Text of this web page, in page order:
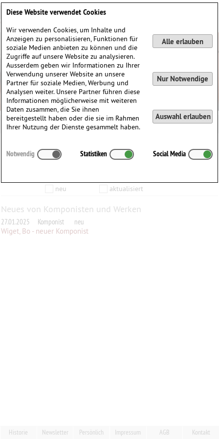
aktualisiert wurden…
Anzeigen
neu
aktualisiert
Neues von Komponisten und Werken
27.01.2025 Komponist
neu
Wiget, Bo - neuer Komponist
Historie Newsletter Persönlich Impressum AGB Kontakt
Diese Website verwendet Cookies
Wir verwenden Cookies, um Inhalte und
Anzeigen zu personalisieren, Funktionen für
soziale Medien anbieten zu können und die
Zugriffe auf unsere Website zu analysieren.
Ausserdem geben wir Informationen zu Ihrer
Verwendung unserer Website an unsere
Partner für soziale Medien, Werbung und
Analysen weiter. Unsere Partner führen diese
Informationen möglicherweise mit weiteren
Daten zusammen, die Sie ihnen
bereitgestellt haben oder die sie im Rahmen
Ihrer Nutzung der Dienste gesammelt haben.
Alle erlauben
Nur Notwendige
Auswahl erlauben
Notwendig Statistiken Social Media